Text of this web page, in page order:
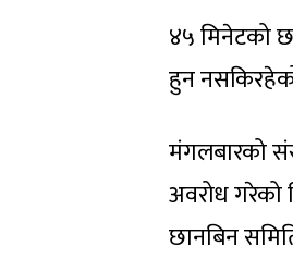
४५ मिनेटको
हुन
मंगलबारको
अवरोध गरेको
छानबिन